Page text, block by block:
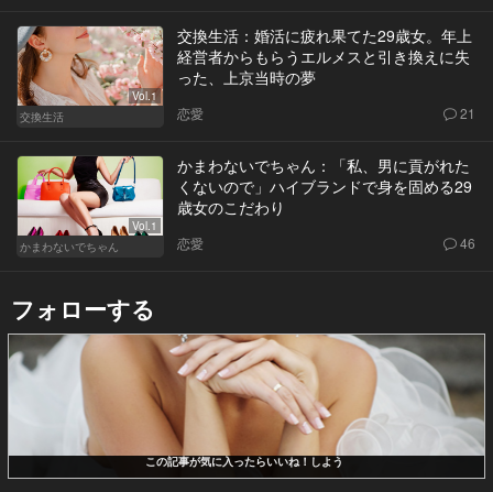
Vol.1
交換生活
交換生活：婚活に疲れ果てた29歳女。年上
経営者からもらうエルメスと引き換えに失
った、上京当時の夢
恋愛 21
Vol.1
かまわないでちゃん
かまわないでちゃん：「私、男に貢がれた
くないので」ハイブランドで身を固める29
歳女のこだわり
恋愛 46
フォローする
この記事が気に入ったらいいね！しよう